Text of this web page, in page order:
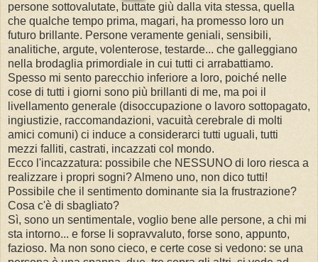
persone sottovalutate, buttate giù dalla vita stessa, quella
che qualche tempo prima, magari, ha promesso loro un
futuro brillante. Persone veramente geniali, sensibili,
analitiche, argute, volenterose, testarde... che galleggiano
nella brodaglia primordiale in cui tutti ci arrabattiamo.
Spesso mi sento parecchio inferiore a loro, poiché nelle
cose di tutti i giorni sono più brillanti di me, ma poi il
livellamento generale (disoccupazione o lavoro sottopagato,
ingiustizie, raccomandazioni, vacuità cerebrale di molti
amici comuni) ci induce a considerarci tutti uguali, tutti
mezzi falliti, castrati, incazzati col mondo.
Ecco l'incazzatura: possibile che NESSUNO di loro riesca a
realizzare i propri sogni? Almeno uno, non dico tutti!
Possibile che il sentimento dominante sia la frustrazione?
Cosa c'è di sbagliato?
Sì, sono un sentimentale, voglio bene alle persone, a chi mi
sta intorno... e forse li sopravvaluto, forse sono, appunto,
fazioso. Ma non sono cieco, e certe cose si vedono: se una